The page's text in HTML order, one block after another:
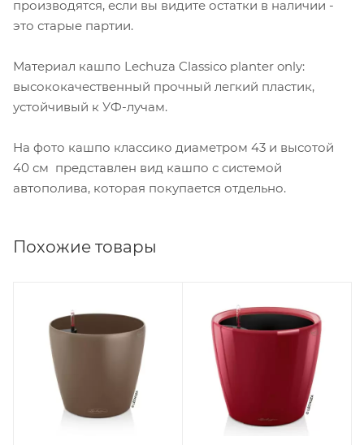
производятся, если вы видите остатки в наличии -
это старые партии.
Материал кашпо Lechuza Classico planter only:
высококачественный прочный легкий пластик,
устойчивый к УФ-лучам.
На фото кашпо классико диаметром 43 и высотой
40 см представлен вид кашпо с системой
автополива, которая покупается отдельно.
Похожие товары